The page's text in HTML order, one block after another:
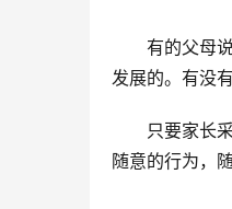
有的父母
发展的。有没
只要家长
随意的行为，